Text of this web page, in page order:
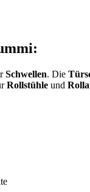
Schwellen. Die
Rollstühle und